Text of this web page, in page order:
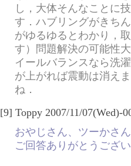
し，大体そんなことに
す．ハブリングがきち
がゆるゆるとわかり，
す）問題解決の可能性
イールバランスなら洗
が上がれば震動は消え
ね．
[9] Toppy 2007/11/07(Wed)-
おやじさん、ツーかさ
ご回答ありがとうござ